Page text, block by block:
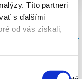
Títo partneri
s ďalšími
od vás získali,
Novej Vsi